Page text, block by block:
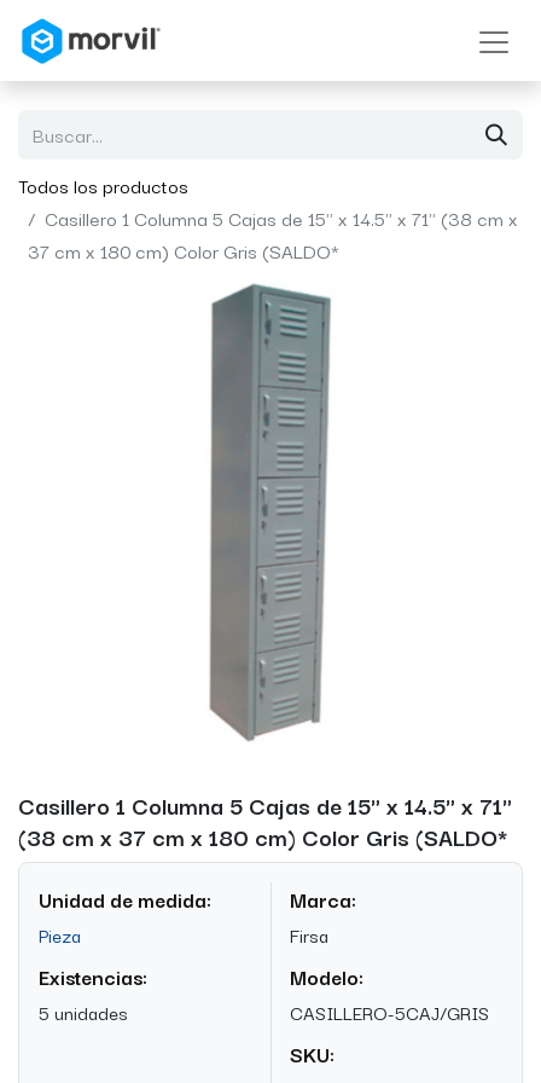
Todos los productos
Casillero 1 Columna 5 Cajas de 15" x 14.5" x 71" (38 cm x
37 cm x 180 cm) Color Gris (SALDO*
Casillero 1 Columna 5 Cajas de 15" x 14.5" x 71"
(38 cm x 37 cm x 180 cm) Color Gris (SALDO*
Unidad de medida:
Pieza
Existencias:
5 unidades
Marca:
Firsa
Modelo:
CASILLERO-5CAJ/GRIS
SKU: